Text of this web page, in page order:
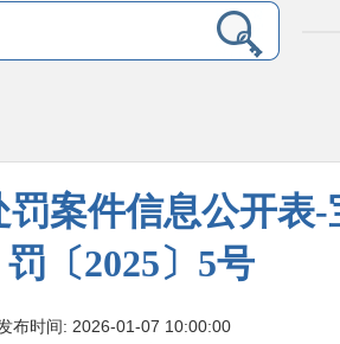
案件信息公开表-
罚〔2025〕5号
布时间: 2026-01-07 10:00:00